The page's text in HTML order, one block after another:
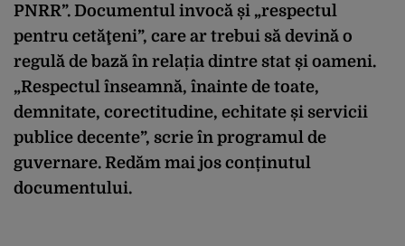
PNRR”. Documentul invocă și „respectul
pentru cetăţeni”, care ar trebui să devină o
regulă de bază în relația dintre stat și oameni.
„Respectul înseamnă, înainte de toate,
demnitate, corectitudine, echitate și servicii
publice decente”, scrie în programul de
guvernare. Redăm mai jos conținutul
documentului.